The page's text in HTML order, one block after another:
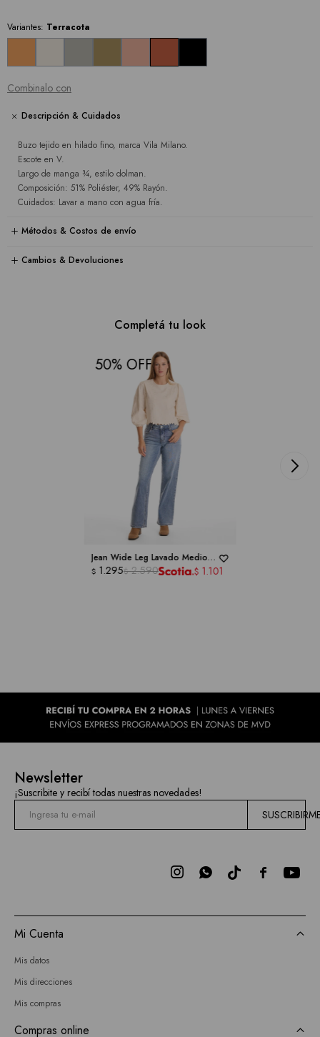
Variantes: Terracota
Combinalo con
Descripción & Cuidados
Buzo tejido en hilado fino, marca Vila Milano.
Escote en V.
Largo de manga ¾, estilo dolman.
Composición: 51% Poliéster, 49% Rayón.
Cuidados: Lavar a mano con agua fría.
Métodos & Costos de envío
Cambios & Devoluciones
Completá tu look
50
Jean Wide Leg Lavado Medio -
ROYALTY COLLECTION
$ 1.295$ 2.590 $ 1.101
Newsletter
¡Suscribite y recibí todas nuestras novedades!

 
Mi Cuenta
Mis datos
Mis direcciones
Mis compras
Compras online